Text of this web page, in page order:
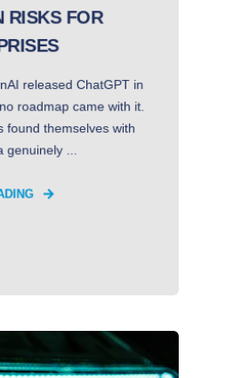
RISKS FOR
released ChatGPT in
roadmap came with it.
found themselves with
genuinely ...